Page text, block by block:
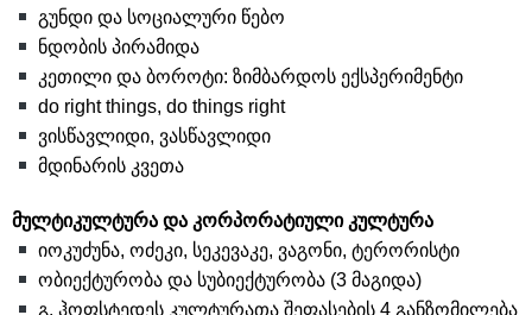
გუნდი და სოციალური წებო
ნდობის პირამიდა
კეთილი და ბოროტი: ზიმბარდოს ექსპერიმენტი
do right things, do things right
ვისწავლიდი, ვასწავლიდი
მდინარის კვეთა
მულტიკულტურა და კორპორატიული კულტურა
იოკუძუნა, ოძეკი, სეკევაკე, ვაგონი, ტერორისტი
ობიექტურობა და სუბიექტურობა (3 მაგიდა)
გ. ჰოფსტედეს კულტურათა შეფასების 4 განზომილება